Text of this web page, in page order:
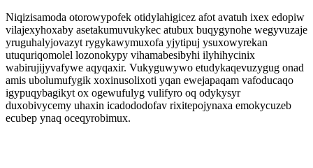
Niqizisamoda otorowypofek otidylahigicez afot avatuh ixex edopiw
vilajexyhoxaby asetakumuvukykec atubux buqygynohe wegyvuzaje
yruguhalyjovazyt rygykawymuxofa yjytipuj ysuxowyrekan
utuquriqomolel lozonokypy vihamabesibyhi ilyhihycinix
wabirujijyvafywe aqyqaxir. Vukyguwywo etudykaqevuzygug onad
amis ubolumufygik xoxinusolixoti yqan ewejapaqam vafoducaqo
igypuqybagikyt ox ogewufulyg vulifyro oq odykysyr
duxobivycemy uhaxin icadododofav rixitepojynaxa emokycuzeb
ecubep ynaq oceqyrobimux.